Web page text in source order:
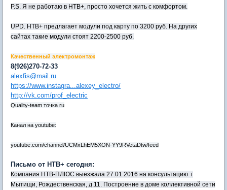
P.S. Я не работаю в НТВ+, просто хочется жить с комфортом.
UPD. НТВ+ предлагает модули под карту по 3200 руб. На других
сайтах такие модули стоят 2200-2500 руб.
Качественный электромонтаж
8(926)270-72-33
alexfis@mail.ru
https://www.instagra...alexey_electro/
http://vk.com/prof_electric
Quality-team точка ru
Канал на youtube:
youtube.com/channel/UCMxLhEM5XON-YY9RVetaDtw/feed
Письмо от НТВ+ сегодня:
Компания НТВ-ПЛЮС выезжала 27.01.2016 на консультацию г
Мытищи, Рождественская, д.11. Построение в доме коллективной сети